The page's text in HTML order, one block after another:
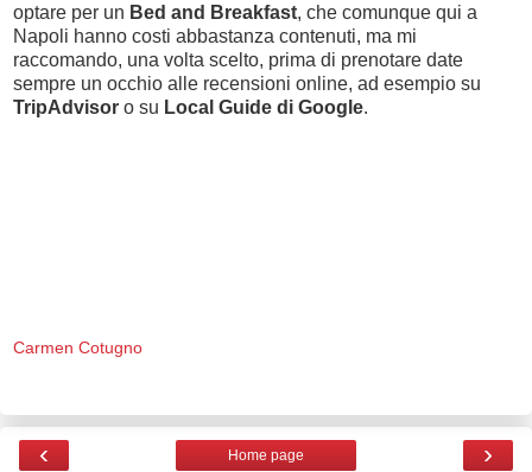
optare per un Bed and Breakfast, che comunque qui a
Napoli hanno costi abbastanza contenuti, ma mi
raccomando, una volta scelto, prima di prenotare date
sempre un occhio alle recensioni online, ad esempio su
TripAdvisor o su Local Guide di Google.
Carmen Cotugno
‹ ›
Home page